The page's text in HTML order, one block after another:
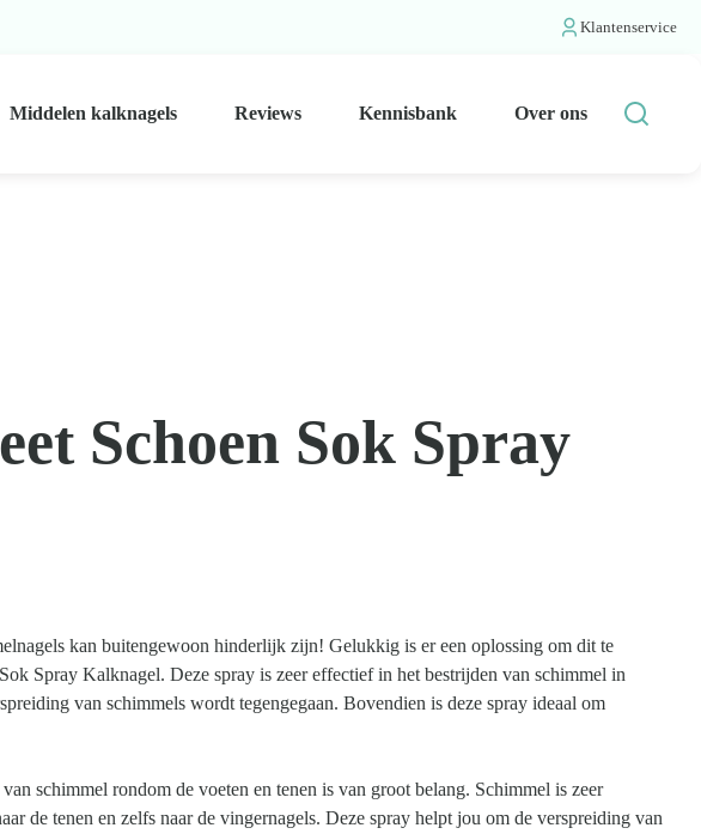
Klantenservice
Middelen kalknagels Reviews Kennisbank Over ons
Schoen Sok Spray
kan buitengewoon hinderlijk zijn! Gelukkig is er een oplossing om dit te
Spray Kalknagel. Deze spray is zeer effectief in het bestrijden van schimmel in
van schimmels wordt tegengegaan. Bovendien is deze spray ideaal om
schimmel rondom de voeten en tenen is van groot belang. Schimmel is zeer
de tenen en zelfs naar de vingernagels. Deze spray helpt jou om de verspreiding van